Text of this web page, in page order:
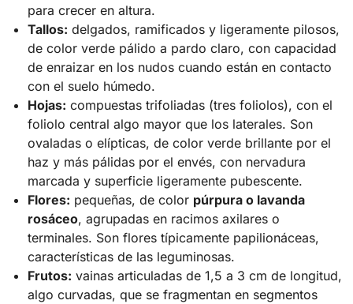
para crecer en altura.
Tallos: delgados, ramificados y ligeramente pilosos,
de color verde pálido a pardo claro, con capacidad
de enraizar en los nudos cuando están en contacto
con el suelo húmedo.
Hojas: compuestas trifoliadas (tres foliolos), con el
foliolo central algo mayor que los laterales. Son
ovaladas o elípticas, de color verde brillante por el
haz y más pálidas por el envés, con nervadura
marcada y superficie ligeramente pubescente.
Flores: pequeñas, de color púrpura o lavanda
rosáceo, agrupadas en racimos axilares o
terminales. Son flores típicamente papilionáceas,
características de las leguminosas.
Frutos: vainas articuladas de 1,5 a 3 cm de longitud,
algo curvadas, que se fragmentan en segmentos